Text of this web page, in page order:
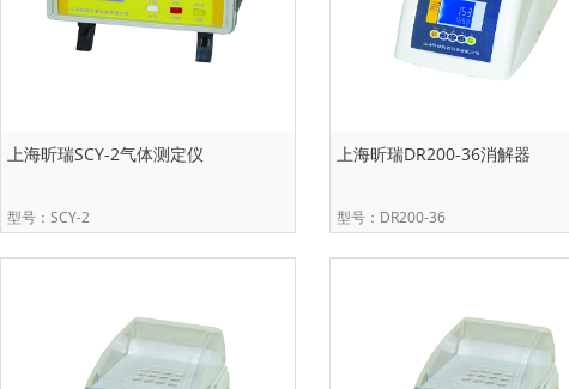
上海昕瑞SCY-2气体测定仪
型号：SCY-2
上海昕瑞DR200-36消解器
型号：DR200-36